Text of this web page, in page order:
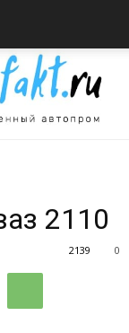
2110
0
2139